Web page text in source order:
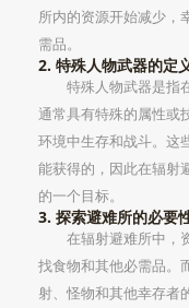
所内的资源开始减少，
需品。
2. 特殊人物武器的定
特殊人物武器是指
通常具有特殊的属性或
环境中生存和战斗。这
能获得的，因此在辐射
的一个目标。
3. 探索避难所的必要
在辐射避难所中，
找食物和其他必需品。
射、怪物和其他幸存者